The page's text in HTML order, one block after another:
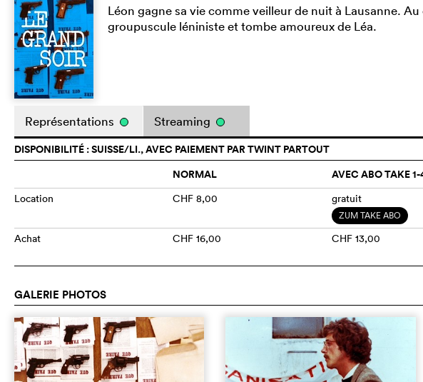
Léon gagne sa vie comme veilleur de nuit à Lausanne.
groupuscule léniniste et tombe amoureux de Léa.
Représentations Streaming
DISPONIBILITÉ : SUISSE/LI., AVEC PAIEMENT PAR TWINT PARTOUT
NORMAL
AVEC ABO TAKE 1-
Location CHF 8,00 gratuit
ZUM TAKE ABO
Achat CHF 16,00 CHF 13,00
GALERIE PHOTOS